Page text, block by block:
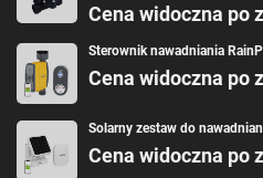
Cena widoczna po
Sterownik nawadniania
Cena widoczna po
Solarny zestaw do
Cena widoczna po